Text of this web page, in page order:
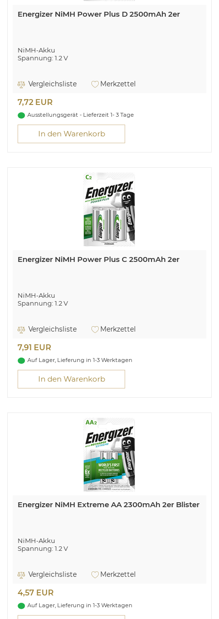
Energizer NiMH Power Plus D 2500mAh 2er
NiMH-Akku
Spannung: 1.2 V
Vergleichsliste Merkzettel
7,72 EUR
Ausstellungsgerät - Lieferzeit 1- 3 Tage
In den Warenkorb
Energizer NiMH Power Plus C 2500mAh 2er
NiMH-Akku
Spannung: 1.2 V
Vergleichsliste Merkzettel
7,91 EUR
Auf Lager, Lieferung in 1-3 Werktagen
In den Warenkorb
Energizer NiMH Extreme AA 2300mAh 2er Blister
NiMH-Akku
Spannung: 1.2 V
Vergleichsliste Merkzettel
4,57 EUR
Auf Lager, Lieferung in 1-3 Werktagen